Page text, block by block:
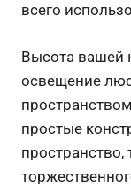
всего
Высота вашей
освещение
простые
пространство,